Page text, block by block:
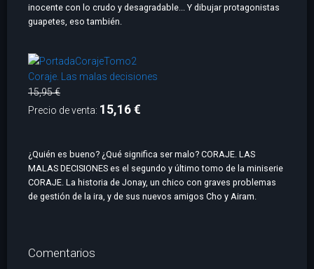
inocente con lo crudo y desagradable... Y dibujar protagonistas
guapetes, eso también.
Coraje. Las malas decisiones
15,95 €
Precio de venta: 15,16 €
¿Quién es bueno? ¿Qué significa ser malo? CORAJE. LAS
MALAS DECISIONES es el segundo y último tomo de la miniserie
CORAJE. La historia de Jonay, un chico con graves problemas
de gestión de la ira, y de sus nuevos amigos Cho y Airam.
Comentarios